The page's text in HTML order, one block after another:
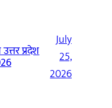
प्रदेश
July
25,
2026